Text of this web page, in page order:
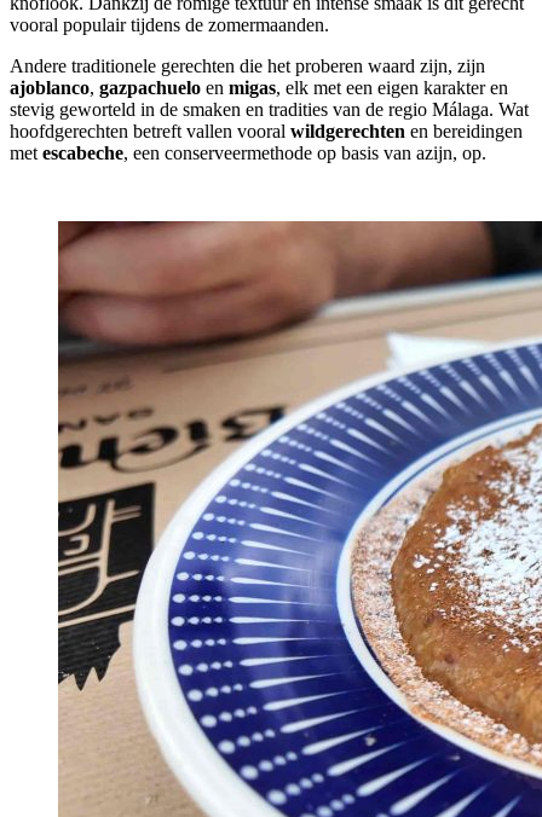
vooral populair tijdens de zomermaanden.
Andere traditionele gerechten die het proberen waard zijn, zijn
ajoblanco, gazpachuelo en migas, elk met een eigen karakter en
stevig geworteld in de smaken en tradities van de regio Málaga. Wat
hoofdgerechten betreft vallen vooral wildgerechten en bereidingen
met escabeche, een conserveermethode op basis van azijn, op.